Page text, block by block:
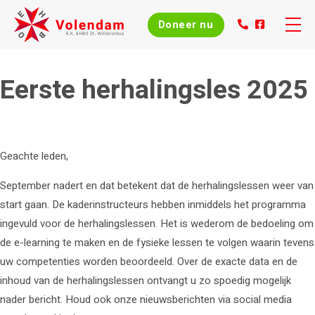
content
Evenementen
Nieuws
Agenda
Cursussen
Doneer nu
Eerste herhalingsles 2025
Geachte leden,
September nadert en dat betekent dat de herhalingslessen weer van
start gaan. De kaderinstructeurs hebben inmiddels het programma
ingevuld voor de herhalingslessen. Het is wederom de bedoeling om
de e-learning te maken en de fysieke lessen te volgen waarin tevens
uw competenties worden beoordeeld. Over de exacte data en de
inhoud van de herhalingslessen ontvangt u zo spoedig mogelijk
nader bericht. Houd ook onze nieuwsberichten via social media